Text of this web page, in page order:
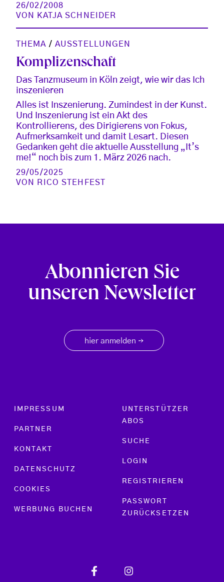
26/02/2008
VON
KATJA SCHNEIDER
THEMA / AUSSTELLUNGEN
Komplizenschaft
Das Tanzmuseum in Köln zeigt, wie wir das Ich
inszenieren
Alles ist Inszenierung. Zumindest in der Kunst.
Und Inszenierung ist ein Akt des
Kontrollierens, des Dirigierens von Fokus,
Aufmerksamkeit und damit Lesart. Diesen
Gedanken geht die aktuelle Ausstellung „It’s
me!“ noch bis zum 1. März 2026 nach.
29/05/2025
VON
RICO STEHFEST
Abonnieren Sie
unseren Newsletter
hier anmelden →
Footer menu
IMPRESSUM
PARTNER
KONTAKT
DATENSCHUTZ
COOKIES
WERBUNG BUCHEN
UNTERSTÜTZER
ABOS
SUCHE
LOGIN
REGISTRIEREN
PASSWORT
ZURÜCKSETZEN